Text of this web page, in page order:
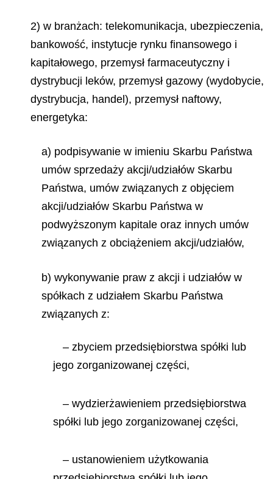
2) w branżach: telekomunikacja, ubezpieczenia,
bankowość, instytucje rynku finansowego i
kapitałowego, przemysł farmaceutyczny i
dystrybucji leków, przemysł gazowy (wydobycie,
dystrybucja, handel), przemysł naftowy,
energetyka:
a) podpisywanie w imieniu Skarbu Państwa
umów sprzedaży akcji/udziałów Skarbu
Państwa, umów związanych z objęciem
akcji/udziałów Skarbu Państwa w
podwyższonym kapitale oraz innych umów
związanych z obciążeniem akcji/udziałów,
b) wykonywanie praw z akcji i udziałów w
spółkach z udziałem Skarbu Państwa
związanych z:
– zbyciem przedsiębiorstwa spółki lub
jego zorganizowanej części,
– wydzierżawieniem przedsiębiorstwa
spółki lub jego zorganizowanej części,
– ustanowieniem użytkowania